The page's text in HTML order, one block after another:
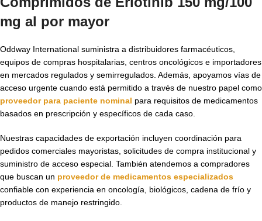
mg al por mayor
Oddway International suministra a distribuidores farmacéuticos,
equipos de compras hospitalarias, centros oncológicos e importadores
en mercados regulados y semirregulados. Además, apoyamos vías de
acceso urgente cuando está permitido a través de nuestro papel como
proveedor para paciente nominal para requisitos de medicamentos
basados en prescripción y específicos de cada caso.
Nuestras capacidades de exportación incluyen coordinación para
pedidos comerciales mayoristas, solicitudes de compra institucional y
suministro de acceso especial. También atendemos a compradores
que buscan un proveedor de medicamentos especializados
confiable con experiencia en oncología, biológicos, cadena de frío y
productos de manejo restringido.